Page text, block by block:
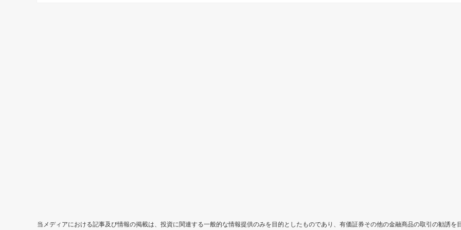
当メディアにおける記事及び情報の掲載は、投資に関連する一般的な情報提供のみを目的としたものであり、有価証券その他の金融商品の取引の勧誘を